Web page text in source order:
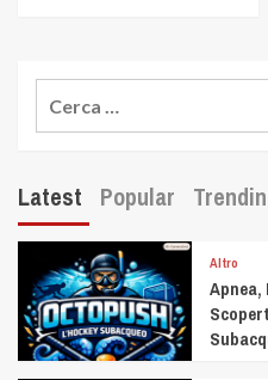
Latest Popular
Altro